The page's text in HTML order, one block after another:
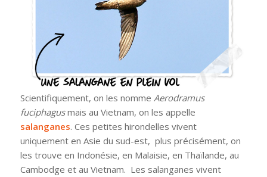
Scientifiquement, on les nomme Aerodramus
fuciphagusmais au Vietnam, on les appelle
salanganes. Ces petites hirondelles vivent
uniquement en Asie du sud-est, plus précisément, on
les trouve en Indonésie, en Malaisie, en Thaïlande, au
Cambodge et au Vietnam. Les salanganes vivent